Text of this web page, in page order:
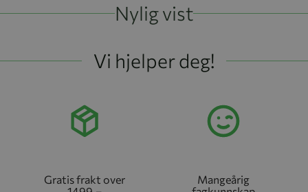
Nylig vist
Vi hjelper deg!
Gratis frakt over
Mangeårig